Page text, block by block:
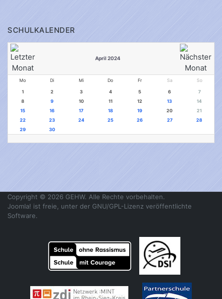
SCHULKALENDER
April 2024
Mo Di Mi Do Fr Sa So
1 2 3 4 5 6
7
8
9 10 11 12 13
14
15
16 17 18 19 20
21
22
23 24 25 26 27
28
29
30
Copyright © 2026 GEHW. Alle Rechte vorbehalten.
Joomla! ist freie, unter der GNU/GPL-Lizenz veröffentlichte
Software.